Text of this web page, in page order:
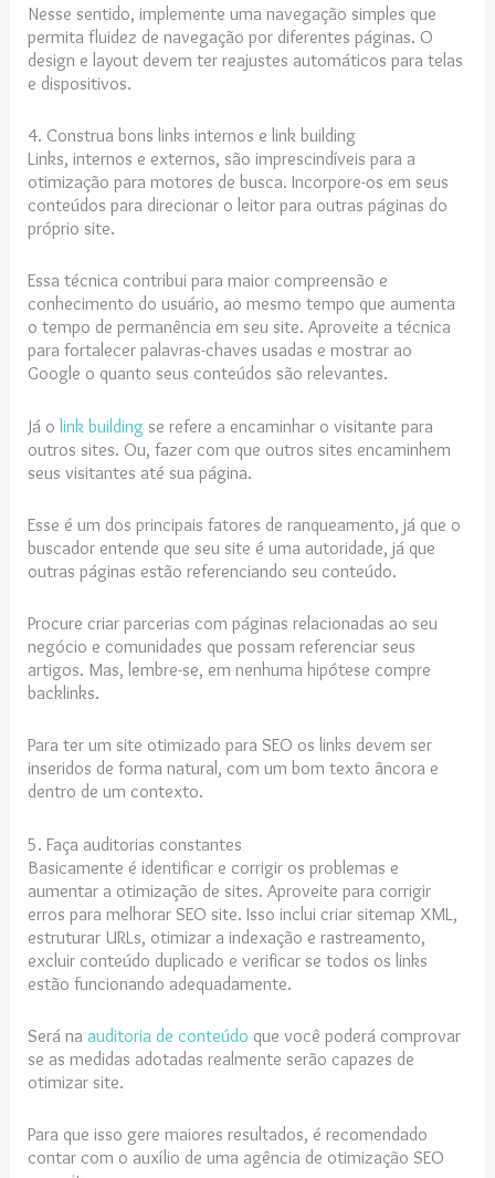
Nesse sentido, implemente uma navegação simples que
permita fluidez de navegação por diferentes páginas. O
design e layout devem ter reajustes automáticos para telas
e dispositivos.
4. Construa bons links internos e link building
Links, internos e externos, são imprescindíveis para a
otimização para motores de busca. Incorpore-os em seus
conteúdos para direcionar o leitor para outras páginas do
próprio site.
Essa técnica contribui para maior compreensão e
conhecimento do usuário, ao mesmo tempo que aumenta
o tempo de permanência em seu site. Aproveite a técnica
para fortalecer palavras-chaves usadas e mostrar ao
Google o quanto seus conteúdos são relevantes.
Já olink building se refere a encaminhar o visitante para
outros sites. Ou, fazer com que outros sites encaminhem
seus visitantes até sua página.
Esse é um dos principais fatores de ranqueamento, já que o
buscador entende que seu site é uma autoridade, já que
outras páginas estão referenciando seu conteúdo.
Procure criar parcerias com páginas relacionadas ao seu
negócio e comunidades que possam referenciar seus
artigos. Mas, lembre-se, em nenhuma hipótese compre
backlinks.
Para ter um site otimizado para SEO os links devem ser
inseridos de forma natural, com um bom texto âncora e
dentro de um contexto.
5. Faça auditorias constantes
Basicamente é identificar e corrigir os problemas e
aumentar a otimização de sites. Aproveite para corrigir
erros para melhorar SEO site. Isso inclui criar sitemap XML,
estruturar URLs, otimizar a indexação e rastreamento,
excluir conteúdo duplicado e verificar se todos os links
estão funcionando adequadamente.
Será naauditoria de conteúdo que você poderá comprovar
se as medidas adotadas realmente serão capazes de
otimizar site.
Para que isso gere maiores resultados, é recomendado
contar com o auxílio de uma agência de otimização SEO